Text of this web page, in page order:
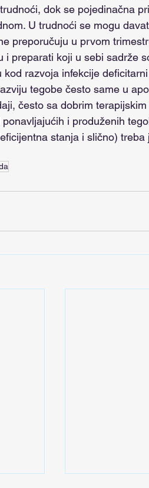
dok se pojedinačna
U trudnoći se mogu
preporučuju u prvom
i preparati koji u sebi sadrže
kod razvoja infekcije
često sa dobrim
i produženih
stanja i slično)